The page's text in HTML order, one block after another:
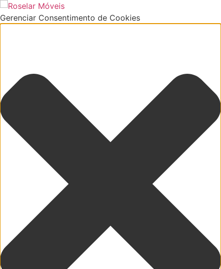
Gerenciar Consentimento de Cookies